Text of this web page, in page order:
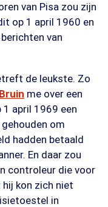
van Pisa zou zijn
op 1 april 1960 en
van
de leukste. Zo
me over een
1 april 1969 een
om
hadden betaald
En daar zou
controleur die voor
kon zich niet
in